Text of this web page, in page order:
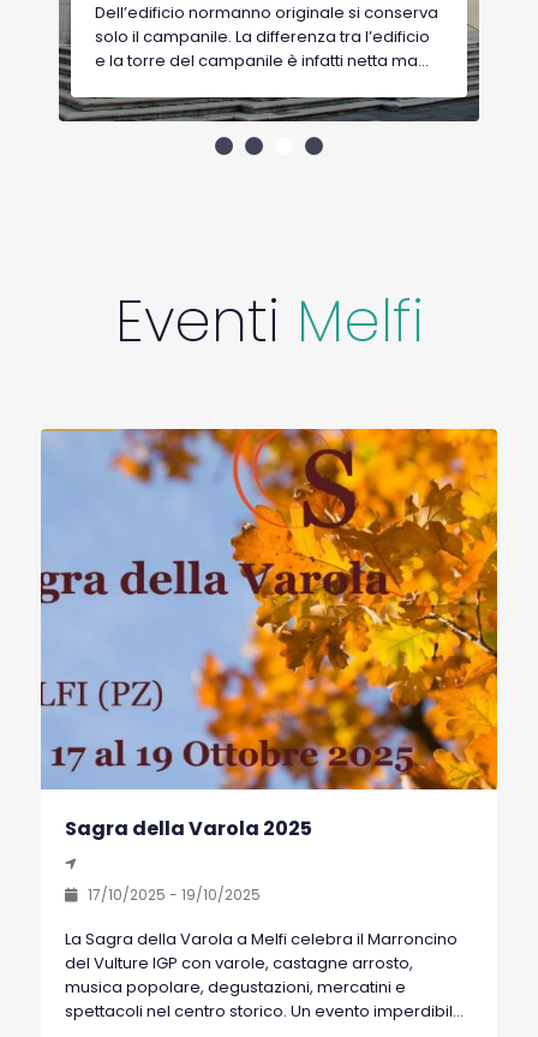
Diverse sono le chiese rupestri nel
circondario di Melfi, di cui ne citiamo alcune:
- Chiesa rupestre della Madonna delle
frana, ne resta solo la cappella terminale
(resti della navata furono spianati negli anni
settanta per creare un piazzale antistante)
annesse. Secondo alcune leggende, in
parte confermate, vi era un lungo cunicolo
sotterraneo che collegava il complesso con
capeggiati da Boemondo per la prima
Crociata in Terra Santa. - Chiesa rupestre di
Santa Lucia: Situata in contrada Giaconelli, a
metà strada tra Melfi e Rapolla, è costituita
da un solo ambiente con volta a botte. Gli
affreschi della cripta, risalenti al XIII secolo e
restaurati dal pittore prof. Tullio Brisi,
presentano uno stile prettamente bizantino
e illustrano le storie della santa. Inoltre vi è
una raffigurazione della "Madonna con
Bambino" seduta su trono mosaicato, tipica
opera bizantina. - Chiesa rupestre dello
Spirito Santo: Interamente scavata nella
roccia, si trova a circa 900 metri di altezza
tra i boschi del Monte Vulture. Conserva una
per le vie della città durante la festa della
Eventi Melfi
Sagra della Varola 2025
17/10/2025 - 19/10/2025
La Sagra della Varola a Melfi celebra il Marroncino
del Vulture IGP con varole, castagne arrosto,
musica popolare, degustazioni, mercatini e
spettacoli nel centro storico. Un evento imperdibile